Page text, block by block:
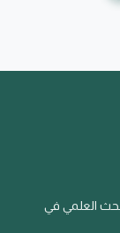
العلمي في